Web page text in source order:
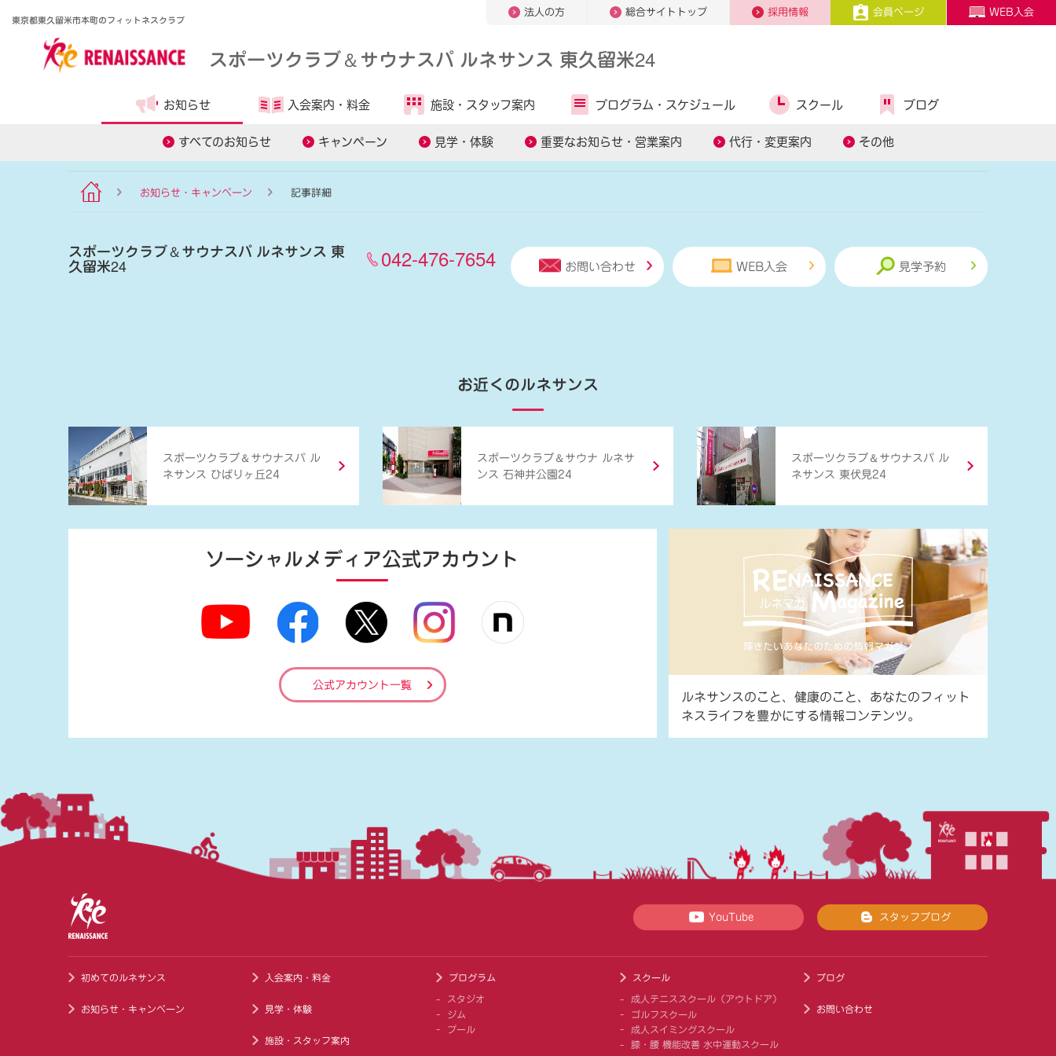
東京都東久留米市本町のフィットネスクラブ
法人の方 総合サイトトップ 採用情報 会員ページ WEB入会
スポーツクラブ＆サウナスパ ルネサンス 東久留米24
お知らせ
すべてのお知らせ キャンペーン 見学・体験 重要なお知らせ・営業案内 代行・変更案内 その他
入会案内・ 料金 施設・ スタッフ案内 プログラム・ スケジュール スクール ブログ
人気キーワードから探す
食事管理アプリ オンラインレッスン パーソナルトレーニング 糖質コントロール スタッフ募集
お知らせ・キャンペーン 記事詳細
スポーツクラブ＆サウナスパ ルネサンス 東
久留米24 042-476-7654 お問い合わせ WEB入会 見学予約
お近くのルネサンス
スポーツクラブ ＆ サウナスパ ル
ネサンス ひばりヶ丘24
スポーツクラブ ＆ サウナ ルネサ
ンス 石神井公園24
スポーツクラブ ＆ サウナスパ ル
ネサンス 東伏見24
ソーシャルメディア公式アカウント
公式アカウント一覧
ルネサンスのこと、健康のこと、あなたのフィット
ネスライフを豊かにする情報コンテンツ。
YouTube スタッフブログ
初めてのルネサンス
お知らせ・キャンペーン
入会案内・料金
見学・体験
施設・スタッフ案内
プログラム
スタジオ
ジム
プール
スクール
成人テニススクール（アウトドア）
ゴルフスクール
成人スイミングスクール
膝・腰 機能改善 水中運動スクール
ブログ
お問い合わせ